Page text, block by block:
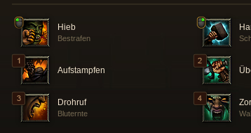
Hieb
Bestrafen
Aufstampfen
Drohruf
Bluternte